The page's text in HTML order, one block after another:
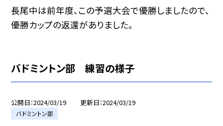
長尾中は前年度、この予選大会で優勝しましたので、
優勝カップの返還がありました。
バドミントン部 練習の様子
公開日 2024/03/19 更新日 2024/03/19
バドミントン部